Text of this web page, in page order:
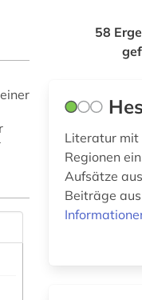
58
Literatur mit
Regionen
Aufsätze
Beiträge